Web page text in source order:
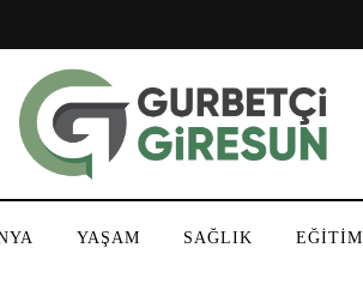
YAŞAM SAĞLIK EĞİTİM